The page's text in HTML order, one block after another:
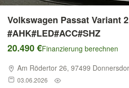
Volkswagen Passat Variant
#AHK#LED#ACC#SHZ
20.490 €Finanzierung berechnen
Am Rödertor 26, 97499
03.06.2026